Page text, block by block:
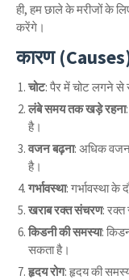
ही, हम छाले के मरीजों के
करेंगे।
कारण
चोट: पैर में चोट लगने से
लंबे समय तक खड़े रहना
है।
वजन बढ़ना: अधिक वजन
है।
गर्भावस्था: गर्भावस्था के
खराब रक्त संचरण:
किडनी की समस्या:
सकता है।
हृदय रोग: हृदय की